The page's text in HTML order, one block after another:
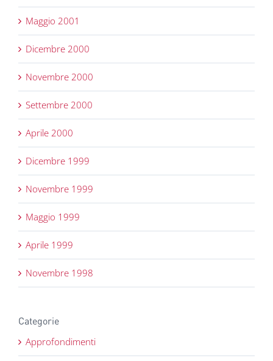
Maggio 2001
Dicembre 2000
Novembre 2000
Settembre 2000
Aprile 2000
Dicembre 1999
Novembre 1999
Maggio 1999
Aprile 1999
Novembre 1998
Categorie
Approfondimenti